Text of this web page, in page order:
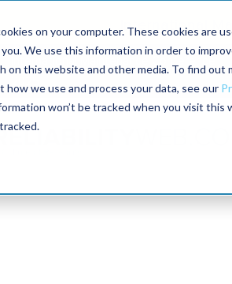
on your computer. These cookies are
We use this information in order to
on this website and other media. To find out
we use and process your data, see our
won’t be tracked when you visit
International